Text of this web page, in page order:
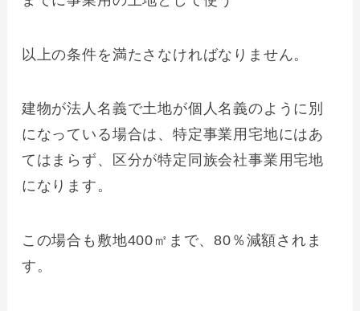
以上の条件を満たさなければなりません。
建物が法人名義で土地が個人名義のように別
になっている場合は、特定事業用宅地にはあ
てはまらず、区分が特定同族会社事業用宅地
になります。
この場合も敷地400㎡まで、80％減額されま
す。